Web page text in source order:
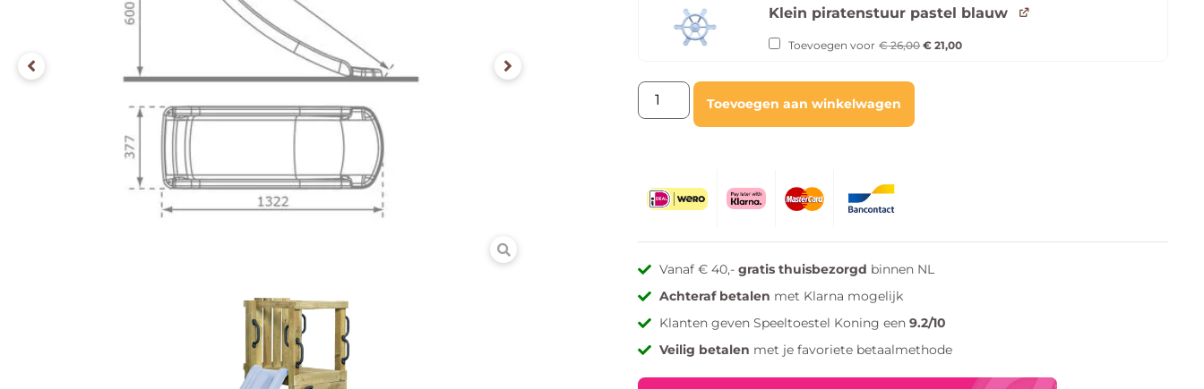
Klein piratenstuur pastel blauw
Toevoegen voor €26,00 € 21,00
Toevoegen aan winkelwagen
Vanaf € 40,- gratis thuisbezorgd binnen NL
Achteraf betalen met Klarna mogelijk
Klanten geven Speeltoestel Koning een 9.2/10
Veilig betalen met je favoriete betaalmethode